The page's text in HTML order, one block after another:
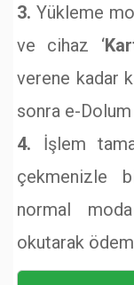
3. Yükleme
ve cihaz ‘
verene kadar
sonra e-
4. İşlem
çekmenizle
normal
okutarak